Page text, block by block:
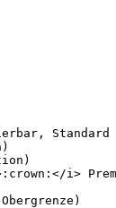
Option)
Option)